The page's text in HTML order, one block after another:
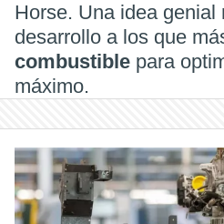
Horse. Una idea genial
desarrollo a los que
combustible para
máximo.